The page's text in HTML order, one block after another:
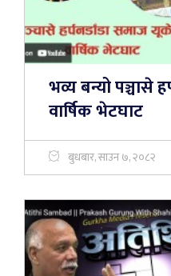
भव्य बन्यो पञ्चासे
वार्षिक भेटघाट
बुधबार, साउन ७, २०८२